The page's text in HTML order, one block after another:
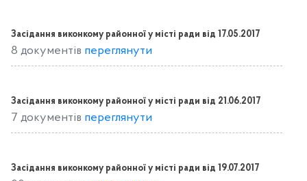
Засідання виконкому районної у місті ради від 17.05.2017
8 документів переглянути
Засідання виконкому районної у місті ради від 21.06.2017
7 документів переглянути
Засідання виконкому районної у місті ради від 19.07.2017